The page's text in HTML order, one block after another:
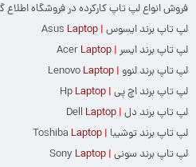
فروش انواع لپ تاپ کارکرده در فروشگاه اطلاع
لپ تاپ برند ایسوس |
Laptop
لپ تاپ برند ایسر |
Laptop
لپ تاپ برند لنوو |
Laptop
لپ تاپ برند اچ پی |
Laptop
لپ تاپ برند دل |
Laptop
لپ تاپ برند توشیبا |
Laptop
لپ تاپ برند سونی |
Laptop